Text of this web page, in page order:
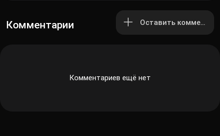
Комментарии Оставить
Комментариев ещё нет